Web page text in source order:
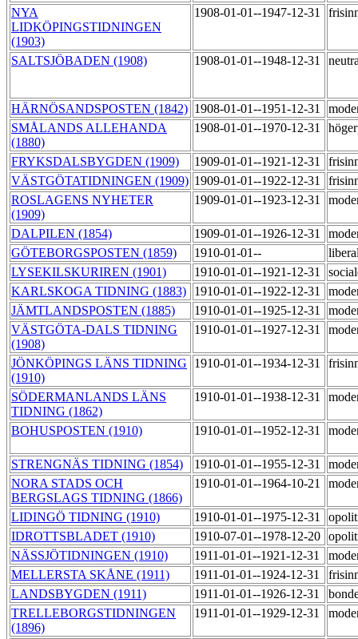
NYA
LIDKÖPINGSTIDNINGEN
(1903)
1908-01-01--1947-12-31
SALTSJÖBADEN (1908) 1908-01-01--1948-12-31
HÄRNÖSANDSPOSTEN (1842) 1908-01-01--1951-12-31
SMÅLANDS ALLEHANDA
(1880)
1908-01-01--1970-12-31
FRYKSDALSBYGDEN (1909) 1909-01-01--1921-12-31
VÄSTGÖTATIDNINGEN (1909) 1909-01-01--1922-12-31
ROSLAGENS NYHETER
(1909)
1909-01-01--1923-12-31
DALPILEN (1854) 1909-01-01--1926-12-31
GÖTEBORGSPOSTEN (1859)
1910-01-01--
LYSEKILSKURIREN (1901)
1910-01-01--1921-12-31
KARLSKOGA TIDNING (1883)
1910-01-01--1922-12-31
JÄMTLANDSPOSTEN (1885)
1910-01-01--1925-12-31
VÄSTGÖTA-DALS TIDNING
(1908)
1910-01-01--1927-12-31
JÖNKÖPINGS LÄNS TIDNING
(1910)
1910-01-01--1934-12-31
SÖDERMANLANDS LÄNS
TIDNING (1862)
1910-01-01--1938-12-31
BOHUSPOSTEN (1910) 1910-01-01--1952-12-31
STRENGNÄS TIDNING (1854) 1910-01-01--1955-12-31
NORA STADS OCH
BERGSLAGS TIDNING (1866)
1910-01-01--1964-10-21
LIDINGÖ TIDNING (1910) 1910-01-01--1975-12-31
IDROTTSBLADET (1910)
1910-07-01--1978-12-20
NÄSSJÖTIDNINGEN (1910)
1911-01-01--1921-12-31
MELLERSTA SKÅNE (1911)
1911-01-01--1924-12-31
LANDSBYGDEN (1911)
1911-01-01--1926-12-31
TRELLEBORGSTIDNINGEN
(1896)
1911-01-01--1929-12-31